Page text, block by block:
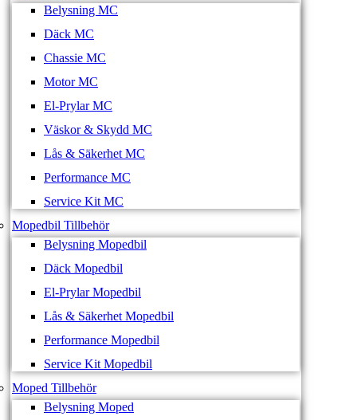
Belysning MC
Däck MC
Chassie MC
Motor MC
El-Prylar MC
Väskor & Skydd MC
Lås & Säkerhet MC
Performance MC
Service Kit MC
Mopedbil Tillbehör
Belysning Mopedbil
Däck Mopedbil
El-Prylar Mopedbil
Lås & Säkerhet Mopedbil
Performance Mopedbil
Service Kit Mopedbil
Moped Tillbehör
Belysning Moped